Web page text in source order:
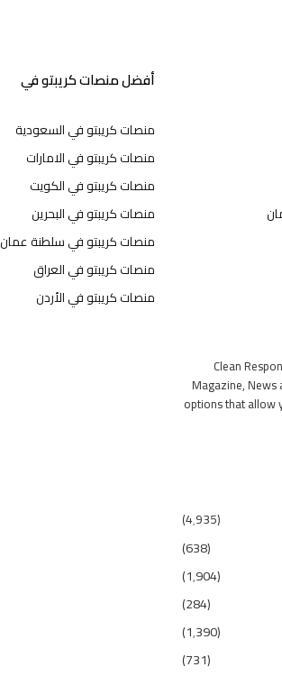
Clean
Magazine, News
options that allow
(4٬935)
(638)
(1٬904)
(284)
(1٬390)
(731)
أفضل منصات كريبتو في
منصات كريبتو في السعودية
منصات كريبتو في الامارات
منصات كريبتو في الكويت
منصات كريبتو في البحرين
منصات كريبتو في سلطنة عمان
منصات كريبتو في العراق
منصات كريبتو في الأردن